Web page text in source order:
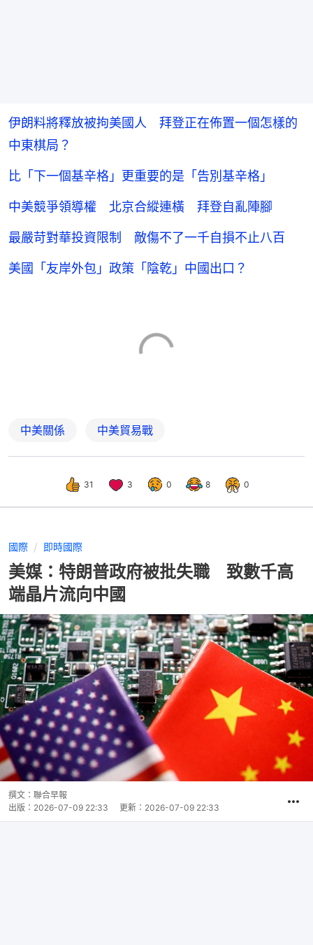
伊朗料將釋放被拘美國人 拜登正在佈置一個怎樣的
中東棋局？
比「下一個基辛格」更重要的是「告別基辛格」
中美競爭領導權 北京合縱連橫 拜登自亂陣腳
最嚴苛對華投資限制 敵傷不了一千自損不止八百
美國「友岸外包」政策「陰乾」中國出口？
中美關係 中美貿易戰
31 3 0 8 0
國際 即時國際
美媒：特朗普政府被批失職 致數千高
端晶片流向中國
撰文： 聯合早報
出版： 2026-07-09 22:33 更新： 2026-07-09 22:33